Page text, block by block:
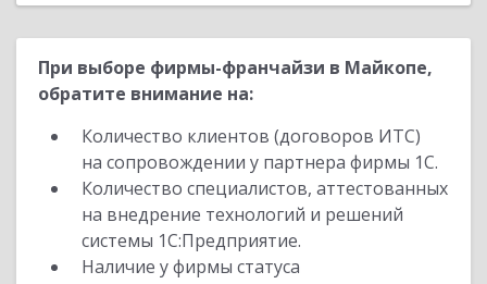
При выборе фирмы-франчайзи в Майкопе,
обратите внимание на:
Количество клиентов (договоров ИТС)
на сопровождении у партнера фирмы 1С.
Количество специалистов, аттестованных
на внедрение технологий и решений
системы 1С:Предприятие.
Наличие у фирмы статуса